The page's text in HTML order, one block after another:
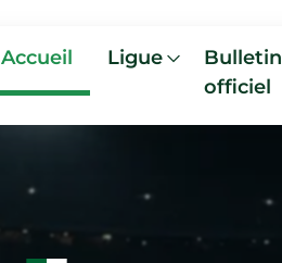
Accueil Ligue
Bulletin
officiel